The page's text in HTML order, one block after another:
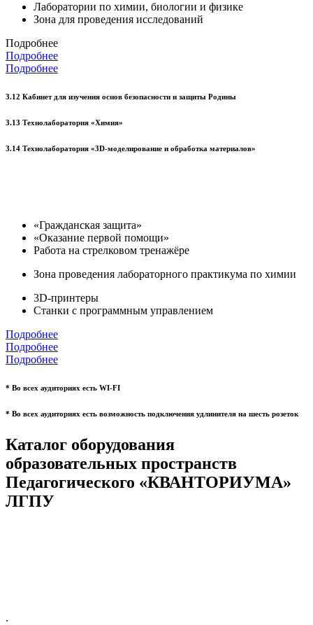
Лаборатории по химии, биологии и физике
Зона для проведения исследований
Подробнее
Подробнее
Подробнее
3.12 Кабинет для изучения основ безопасности и защиты Родины
3.13 Технолаборатория «Химия»
3.14 Технолаборатория «3D-моделирование и обработка материалов»
«Гражданская защита»
«Оказание первой помощи»
Работа на стрелковом тренажёре
Зона проведения лабораторного практикума по химии
3D-принтеры
Станки с программным управлением
Подробнее
Подробнее
Подробнее
* Во всех аудиториях есть WI-FI
* Во всех аудиториях есть возможность подключения удлинителя на шесть розеток
Каталог оборудования
образовательных пространств
Педагогического «КВАНТОРИУМА»
ЛГПУ
.